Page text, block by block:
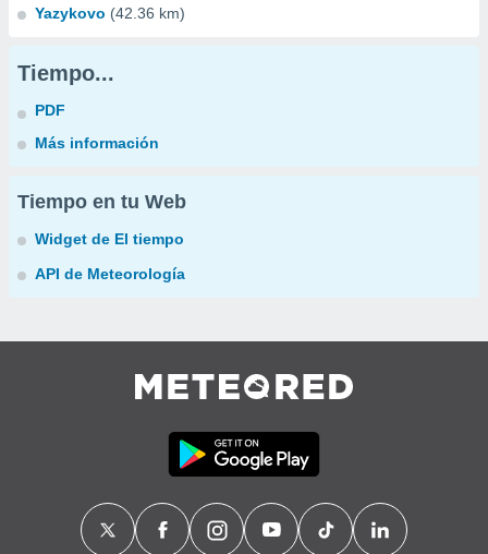
Yazykovo (42.36 km)
Tiempo...
PDF
Más información
Tiempo en tu Web
Widget de El tiempo
API de Meteorología